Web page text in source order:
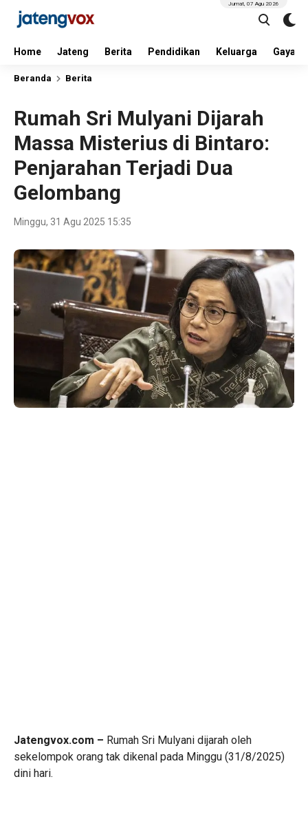
Home Jateng Berita Pendidikan Keluarga Gaya
Jumat, 07 Agu 2026
Beranda Berita
Rumah Sri Mulyani Dijarah
Massa Misterius di Bintaro:
Penjarahan Terjadi Dua
Gelombang
Minggu, 31 Agu 2025 15:35
Jatengvox.com – Rumah Sri Mulyani dijarah oleh
sekelompok orang tak dikenal pada Minggu (31/8/2025)
dini hari.